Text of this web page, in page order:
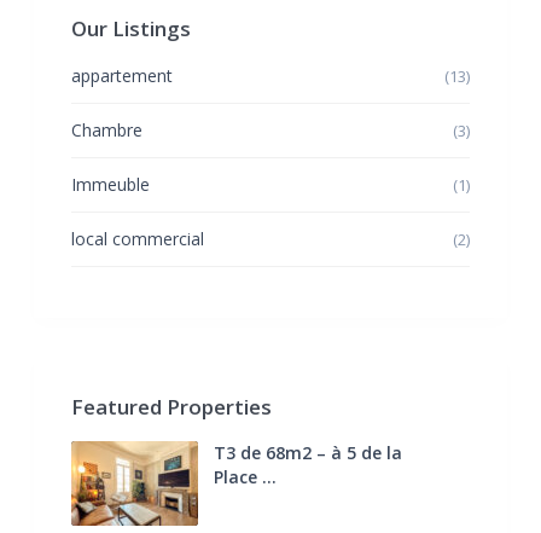
Our Listings
appartement (13)
Chambre (3)
Immeuble (1)
local commercial (2)
Featured Properties
T3 de 68m2 – à 5 de la
Place ...